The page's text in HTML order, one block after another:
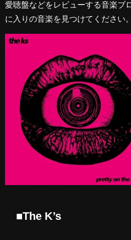
愛聴盤などをレビューする音楽ブ
に入りの音楽を見つけてください。
■The K’s